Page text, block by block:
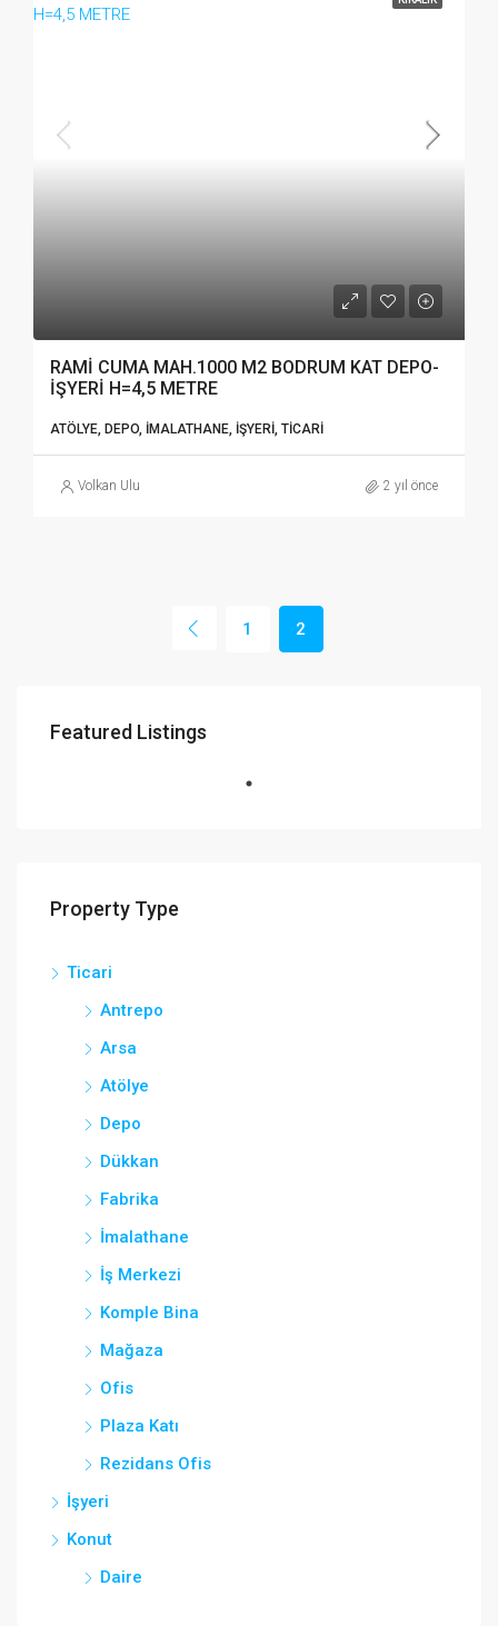
RAMİ CUMA MAH.1000 M2 BODRUM KAT DEPO-
İŞYERİ H=4,5 METRE
ATÖLYE, DEPO, İMALATHANE, İŞYERI, TICARI
Volkan Ulu 2 yıl önce
1 2
Featured Listings
Property Type
Ticari
Antrepo
Arsa
Atölye
Depo
Dükkan
Fabrika
İmalathane
İş Merkezi
Komple Bina
Mağaza
Ofis
Plaza Katı
Rezidans Ofis
İşyeri
Konut
Daire